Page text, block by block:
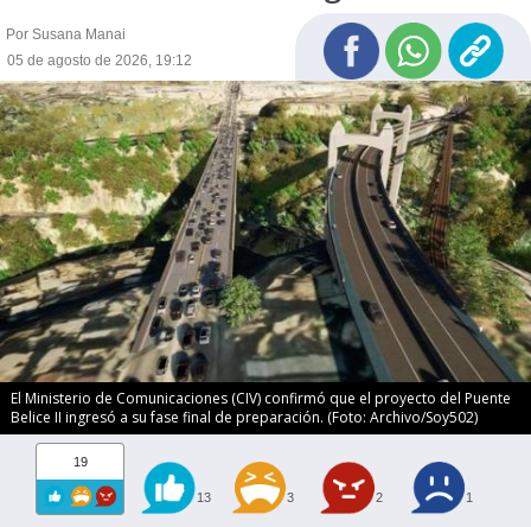
Por Susana Manai
05 de agosto de 2026, 19:12
El Ministerio de Comunicaciones (CIV) confirmó que el proyecto del Puente
Belice II ingresó a su fase final de preparación. (Foto: Archivo/Soy502)
19
13 3 2 1